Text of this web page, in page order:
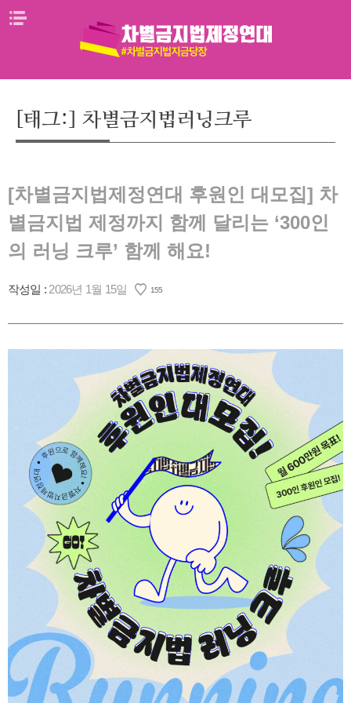
Skip
[태그:] 차별금지법러닝크루
[차별금지법제정연대 후원인 대모집] 차
별금지법 제정까지 함께 달리는 ‘300인
의 러닝 크루’ 함께 해요!
작성일 : 2026년 1월 15일 155